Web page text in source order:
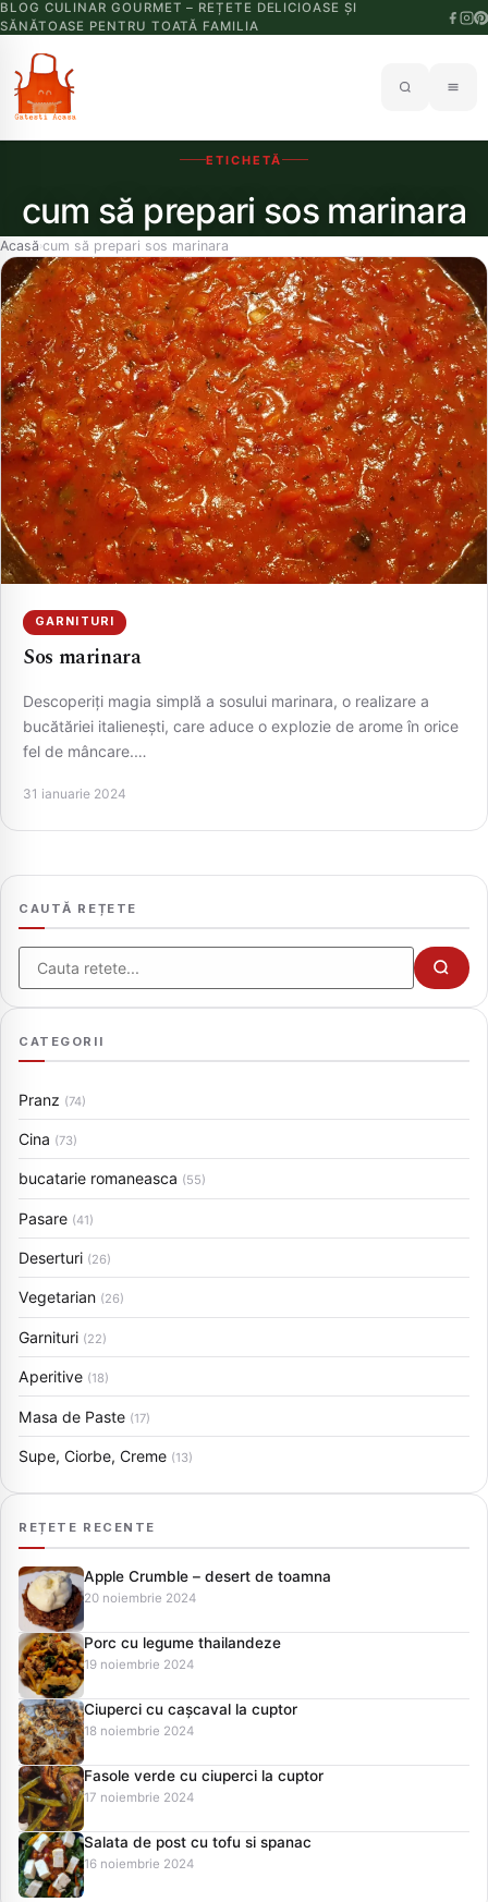
BLOG CULINAR GOURMET – REȚETE DELICIOASE ȘI
SĂNĂTOASE PENTRU TOATĂ FAMILIA
ETICHETĂ
cum să prepari sos marinara
Acasă›cum să prepari sos marinara
GARNITURI
Sos marinara
Descoperiți magia simplă a sosului marinara, o realizare a
bucătăriei italienești, care aduce o explozie de arome în orice
fel de mâncare.…
31 ianuarie 2024
CAUTĂ REȚETE
Cauta
CATEGORII
Pranz (74)
Cina (73)
bucatarie romaneasca (55)
Pasare (41)
Deserturi (26)
Vegetarian (26)
Garnituri (22)
Aperitive (18)
Masa de Paste (17)
Supe, Ciorbe, Creme (13)
REȚETE RECENTE
Apple Crumble – desert de toamna
20 noiembrie 2024
Porc cu legume thailandeze
19 noiembrie 2024
Ciuperci cu cașcaval la cuptor
18 noiembrie 2024
Fasole verde cu ciuperci la cuptor
17 noiembrie 2024
Salata de post cu tofu si spanac
16 noiembrie 2024